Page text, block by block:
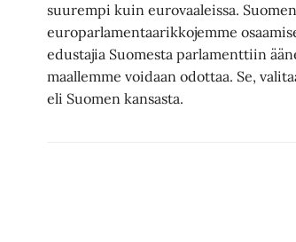
suurempi kuin eurovaaleissa.
europarlamentaarikkojemme
edustajia Suomesta parlamenttiin
maallemme voidaan odottaa. Se,
eli Suomen kansasta.